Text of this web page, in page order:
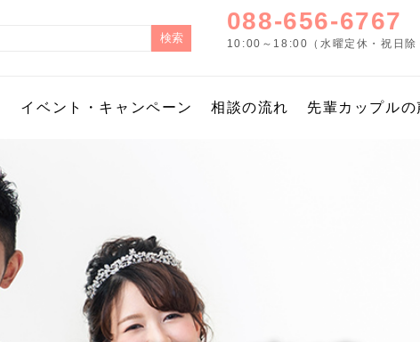
088-656-6767
10:00～18:00（水曜定休・祝日除
イベント・キャンペーン 相談の流れ 先輩カップルの